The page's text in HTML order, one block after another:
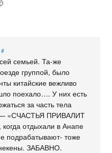
#
семьей. Та-же
группой, было
китайские вежливо
поехало…. У них есть
за часть тела
— «СЧАСТЬЯ ПРИВАЛИТ
отдыхали в Анапе
подрабатывают- тоже
ЗАБАВНО.